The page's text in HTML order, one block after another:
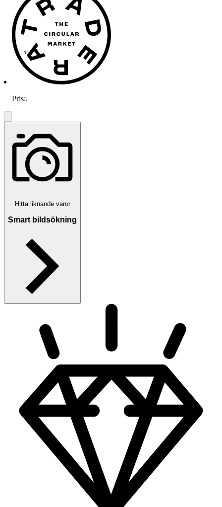
Pris:.
Hitta liknande varor
Smart bildsökning